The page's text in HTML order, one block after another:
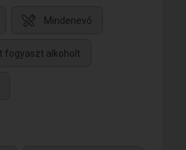
Mindenevő
fogyaszt alkoholt